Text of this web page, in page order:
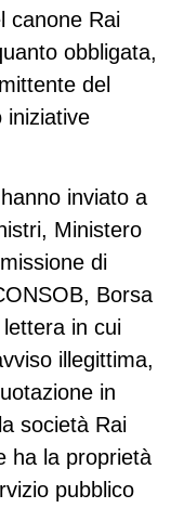
canone Rai
obbligata,
del
iniziative
inviato a
Ministero
di
Borsa
in cui
illegittima,
in
società Rai
ha la proprietà
pubblico